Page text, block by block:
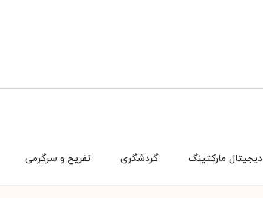
تفریح و سرگرمی گردشگری دیجیتال مارکتینگ